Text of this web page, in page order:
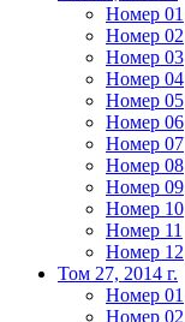
Номер 01
Номер 02
Номер 03
Номер 04
Номер 05
Номер 06
Номер 07
Номер 08
Номер 09
Номер 10
Номер 11
Номер 12
Том 27, 2014 г.
Номер 01
Номер 02